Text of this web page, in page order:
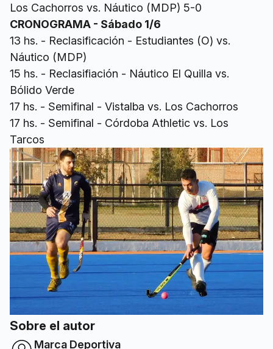
Los Cachorros vs. Náutico (MDP) 5-0
CRONOGRAMA - Sábado 1/6
13 hs. - Reclasificación - Estudiantes (O) vs.
Náutico (MDP)
15 hs. - Reclasifiación - Náutico El Quilla vs.
Bólido Verde
17 hs. - Semifinal - Vistalba vs. Los Cachorros
17 hs. - Semifinal - Córdoba Athletic vs. Los
Tarcos
Sobre el autor
Marca Deportiva